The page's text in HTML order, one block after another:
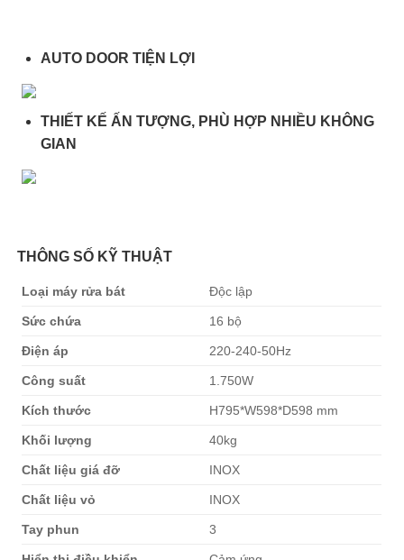
AUTO DOOR TIỆN LỢI
THIẾT KẾ ẤN TƯỢNG, PHÙ HỢP NHIỀU KHÔNG
GIAN
THÔNG SỐ KỸ THUẬT
Loại máy rửa bát Độc lập
Sức chứa 16 bộ
Điện áp 220-240-50Hz
Công suất 1.750W
Kích thước H795*W598*D598 mm
Khối lượng 40kg
Chất liệu giá đỡ INOX
Chất liệu vỏ INOX
Tay phun 3